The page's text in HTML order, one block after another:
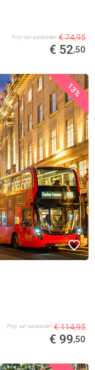
Prijs van aanbieder € 74,95
€ 52,50
13%
Prijs van aanbieder € 114,95
€ 99,50